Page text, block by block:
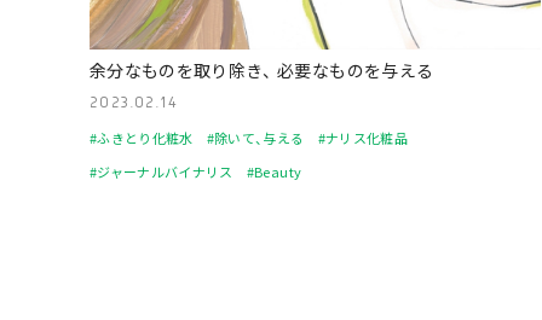
余分なものを取り除き、 必要なものを与える
2023.02.14
#ふきとり化粧水 #除いて、与える
#ナリス化粧品
#ジャーナルバイナリス
#Beauty